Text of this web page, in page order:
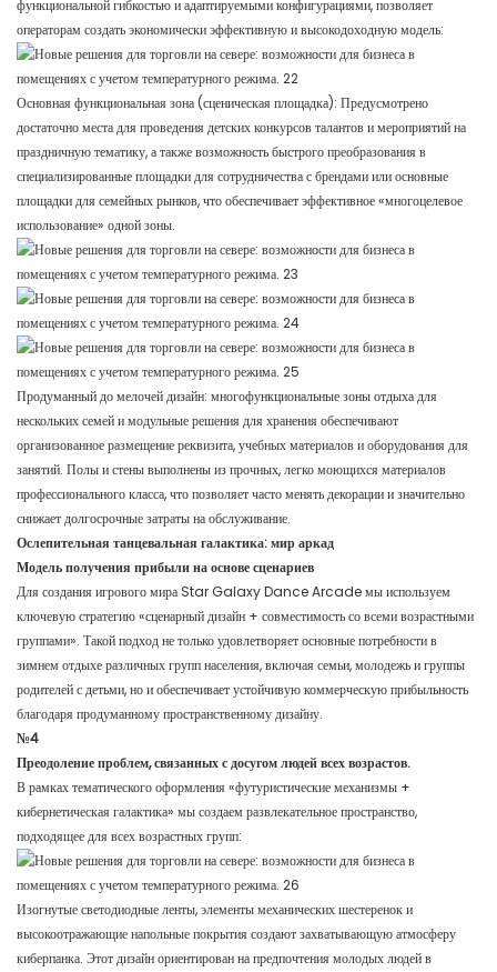
функциональной гибкостью и адаптируемыми конфигурациями, позволяет
операторам создать экономически эффективную и высокодоходную модель:
Основная функциональная зона (сценическая площадка): Предусмотрено
достаточно места для проведения детских конкурсов талантов и мероприятий на
праздничную тематику, а также возможность быстрого преобразования в
специализированные площадки для сотрудничества с брендами или основные
площадки для семейных рынков, что обеспечивает эффективное «многоцелевое
использование» одной зоны.
Продуманный до мелочей дизайн: многофункциональные зоны отдыха для
нескольких семей и модульные решения для хранения обеспечивают
организованное размещение реквизита, учебных материалов и оборудования для
занятий. Полы и стены выполнены из прочных, легко моющихся материалов
профессионального класса, что позволяет часто менять декорации и значительно
снижает долгосрочные затраты на обслуживание.
Ослепительная танцевальная галактика: мир аркад
Модель получения прибыли на основе сценариев
Для создания игрового мира Star Galaxy Dance Arcade мы используем
ключевую стратегию «сценарный дизайн + совместимость со всеми возрастными
группами». Такой подход не только удовлетворяет основные потребности в
зимнем отдыхе различных групп населения, включая семьи, молодежь и группы
родителей с детьми, но и обеспечивает устойчивую коммерческую прибыльность
благодаря продуманному пространственному дизайну.
№4
Преодоление проблем, связанных с досугом людей всех возрастов.
В рамках тематического оформления «футуристические механизмы +
кибернетическая галактика» мы создаем развлекательное пространство,
подходящее для всех возрастных групп:
Изогнутые светодиодные ленты, элементы механических шестеренок и
высокоотражающие напольные покрытия создают захватывающую атмосферу
киберпанка. Этот дизайн ориентирован на предпочтения молодых людей в